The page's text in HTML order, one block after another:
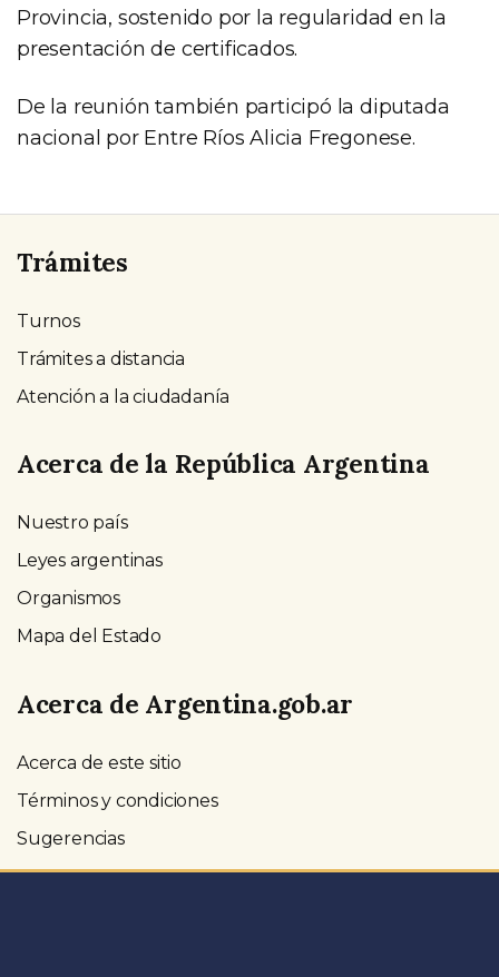
Provincia, sostenido por la regularidad en la
presentación de certificados.
De la reunión también participó la diputada
nacional por Entre Ríos Alicia Fregonese.
Trámites
Turnos
Trámites a distancia
Atención a la ciudadanía
Acerca de la República Argentina
Nuestro país
Leyes argentinas
Organismos
Mapa del Estado
Acerca de Argentina.gob.ar
Acerca de este sitio
Términos y condiciones
Sugerencias